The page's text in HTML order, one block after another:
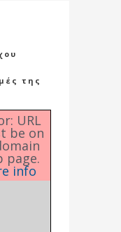
της
URL
be on
page.
info